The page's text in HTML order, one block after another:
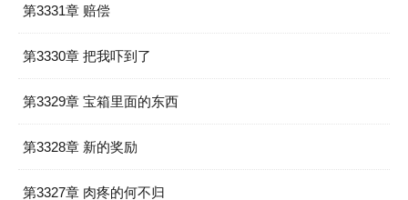
第3331章 赔偿
第3330章 把我吓到了
第3329章 宝箱里面的东西
第3328章 新的奖励
第3327章 肉疼的何不归